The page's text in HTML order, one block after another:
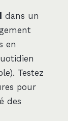
dans un
en
Testez
pour
des